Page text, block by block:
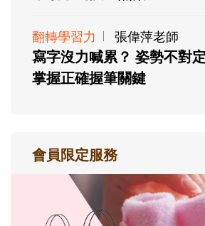
翻轉學習力 張偉萍老師
寫字沒力喊累？ 姿勢不對
掌握正確握筆關鍵
會員限定服務